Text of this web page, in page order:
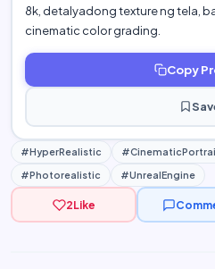
8k, detalyadong texture ng tela,
cinematic color grading.
Copy
#HyperRealistic
#Photorealistic
#UnrealEngine
2Like